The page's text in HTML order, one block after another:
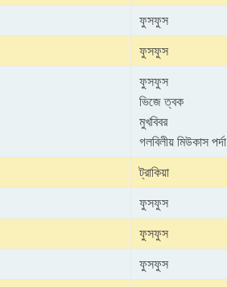
ফুসফুস
ফুসফুস
ফুসফুস
ভিজে ত্বক
মুখবিবর
গলবিলীয় মিউকাস পর্দা
ট্রাকিয়া
ফুসফুস
ফুসফুস
ফুসফুস